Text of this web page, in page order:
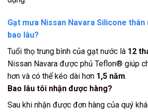
Gạt mưa Nissan Navara Silicone
bao lâu?
Tuổi thọ trung bình của gạt nước là 12
Nissan Navara được phủ Teflon® giúp
hơn và có thể kéo dài hơn 1,5 năm.
Bao lâu tôi nhận được hàng?
Sau khi nhận được đơn hàng của quý